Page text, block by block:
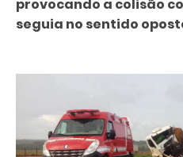
provocando a colisão
seguia no sentido